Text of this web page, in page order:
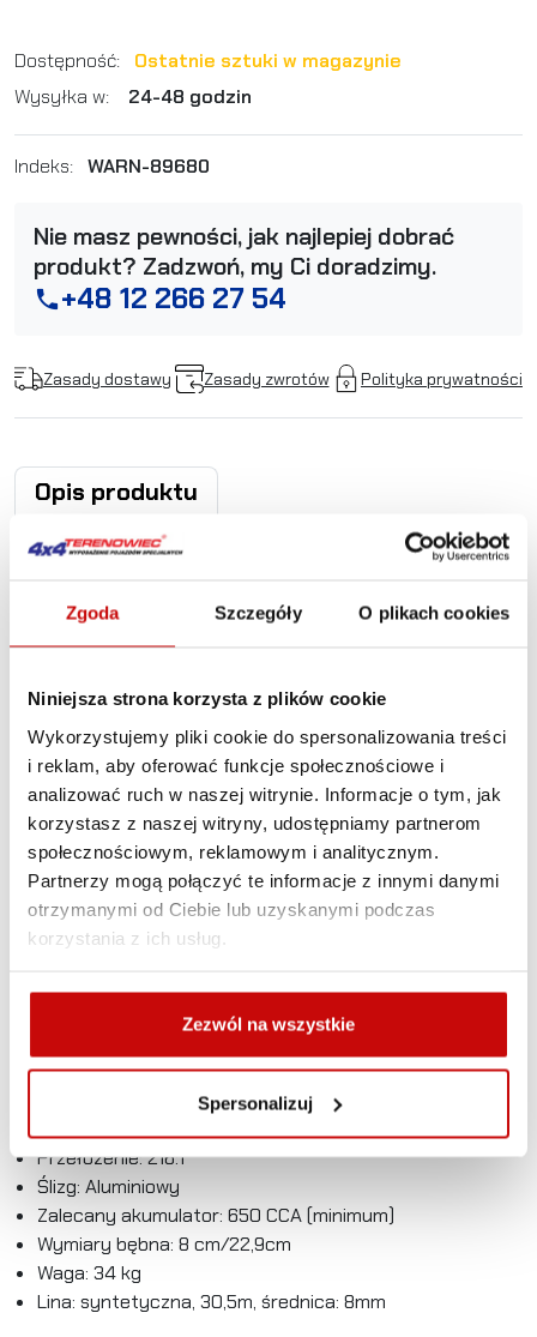
Zgoda Szczegóły O plikach cookies
Niniejsza strona korzysta z plików cookie
Wykorzystujemy pliki cookie do spersonalizowania treści
i reklam, aby oferować funkcje społecznościowe i
analizować ruch w naszej witrynie. Informacje o tym, jak
korzystasz z naszej witryny, udostępniamy partnerom
społecznościowym, reklamowym i analitycznym.
Partnerzy mogą połączyć te informacje z innymi danymi
otrzymanymi od Ciebie lub uzyskanymi podczas
korzystania z ich usług.
Zezwól na wszystkie
Spersonalizuj
Dostępność:
Ostatnie sztuki w magazynie
Wysyłka w:
24-48 godzin
Indeks: WARN-89680
Nie masz pewności, jak najlepiej dobrać
produkt? Zadzwoń, my Ci doradzimy.
phone+48 12 266 27 54
Zasady dostawy Zasady zwrotów Polityka prywatności
Opis produktu
Wyciągarka elektryczna -
Warn Zeon 10K-S (uciąg:
Wyciągarka elektryczna - Warn Zeon 10K-
charakteryzuje się mocną obudową przystosowaną do
ciężkich warunków.
Zeon 10-S pracuje na silniku „Series Wound” oraz na 3-
stopniowej przekładni planetarnej, a maksymalna siła
uciągu wynosi 4536 kilogramów. Posiada ślizg aluminiowy
oraz linę syntetyczną o długości 30,5m ze średnicą 8mm.
1,5m/min, a pobór mocy wynosi 409A.
Maksymalna siła uciągu: 4536 kg
Sterowanie: Pilot, przewód o długości 3,7 m.
Przekładnia: 3-stopniowa, planetarna
Przełożenie: 216:1
Ślizg: Aluminiowy
Zalecany akumulator: 650 CCA (minimum)
Wymiary bębna: 8 cm/22,9cm
Waga: 34 kg
Lina: syntetyczna, 30,5m, średnica: 8mm